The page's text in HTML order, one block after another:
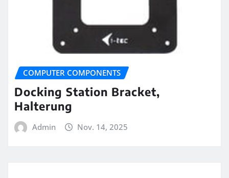
COMPUTER COMPONENTS
Docking Station Bracket,
Halterung
Admin Nov. 14, 2025